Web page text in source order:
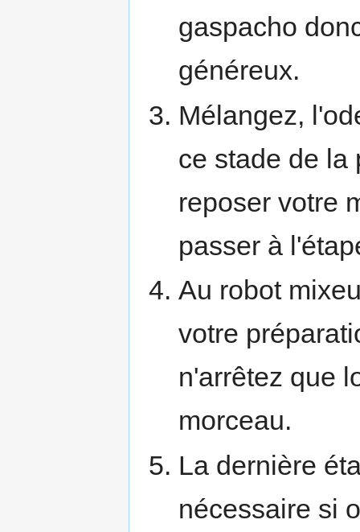
gaspacho
généreux.
Mélangez,
ce stade de la
reposer votre
passer à
Au robot
votre
n'arrêtez que
morceau.
La dernière
nécessaire si